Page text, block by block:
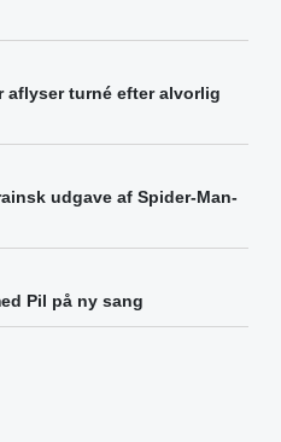
aflyser turné efter alvorlig
udgave af Spider-Man-
Pil på ny sang